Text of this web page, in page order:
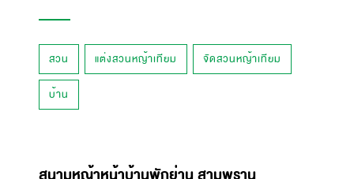
สวน แต่งสวนหญ้าเทียม จัดสวนหญ้าเทียม
บ้าน